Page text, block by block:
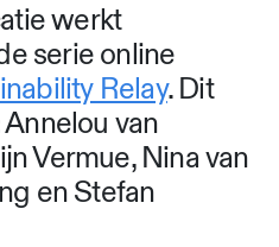
werkt
serie online
Relay. Dit
van
Vermue, Nina van
en Stefan